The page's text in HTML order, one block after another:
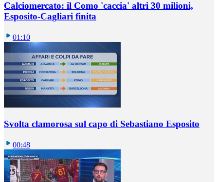
Calciomercato: il Como 'caccia' altri 30 milioni,
Esposito-Cagliari finita
01:10
Svolta clamorosa sul capo di Sebastiano Esposito
00:48